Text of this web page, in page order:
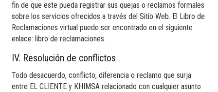
fin de que este pueda registrar sus quejas o reclamos formales
sobre los servicios ofrecidos a través del Sitio Web. El Libro de
Reclamaciones virtual puede ser encontrado en el siguiente
enlace: libro de reclamaciones.
IV. Resolución de conflictos
Todo desacuerdo, conflicto, diferencia o reclamo que surja
entre EL CLIENTE y KHIMSA relacionado con cualquier asunto